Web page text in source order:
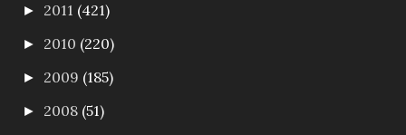
► 2011 (421)
► 2010 (220)
► 2009 (185)
► 2008 (51)